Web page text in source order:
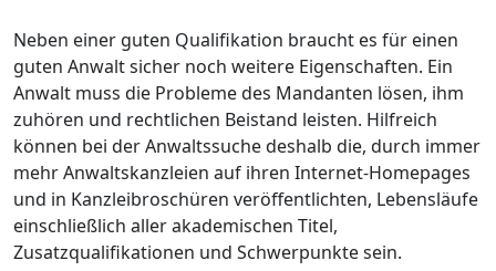
Neben einer guten Qualifikation braucht es für einen
guten Anwalt sicher noch weitere Eigenschaften. Ein
Anwalt muss die Probleme des Mandanten lösen, ihm
zuhören und rechtlichen Beistand leisten. Hilfreich
können bei der Anwaltssuche deshalb die, durch immer
mehr Anwaltskanzleien auf ihren Internet-Homepages
und in Kanzleibroschüren veröffentlichten, Lebensläufe
einschließlich aller akademischen Titel,
Zusatzqualifikationen und Schwerpunkte sein.